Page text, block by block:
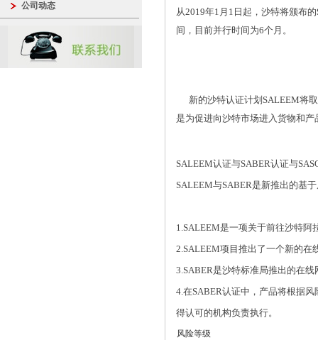
公司动态
从2019年1月1日起，沙特将颁布的
间，目前并行时间为6个月。
新的沙特认证计划SALEEM将取
是为促进向沙特市场进入货物和产
SALEEM认证与SABER认证与
SALEEM与SABER是新推出的基
1.SALEEM是一项关于前往沙特
2.SALEEM项目推出了一个新的在
3.SABER是沙特标准局推出的在
4.在SABER认证中，产品将根据
得认可的机构负责执行。
风险等级